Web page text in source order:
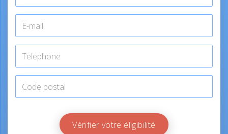
Vérifier votre éligibilité